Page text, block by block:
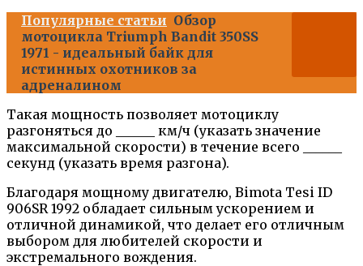
Популярные статьи Обзор
мотоцикла Triumph Bandit 350SS
1971 - идеальный байк для
истинных охотников за
адреналином
Такая мощность позволяет мотоциклу
разгоняться до ______ км/ч (указать значение
максимальной скорости) в течение всего ______
секунд (указать время разгона).
Благодаря мощному двигателю, Bimota Tesi ID
906SR 1992 обладает сильным ускорением и
отличной динамикой, что делает его отличным
выбором для любителей скорости и
экстремального вождения.